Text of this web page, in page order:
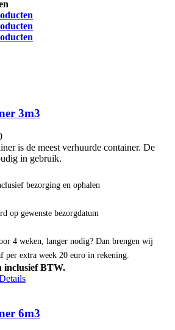
3m3
Prijsklasse:
€175.00
tot
is de meest verhuurde container. De
in gebruik.
bezorging en ophalen
op gewenste bezorgdatum
4 weken, langer nodig? Dan brengen wij
per extra week 20 euro in rekening.
inclusief BTW.
6m3